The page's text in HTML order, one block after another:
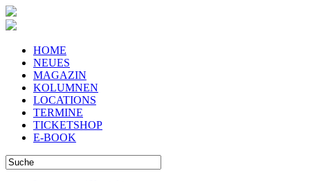
HOME
NEUES
MAGAZIN
KOLUMNEN
LOCATIONS
TERMINE
TICKETSHOP
E-BOOK